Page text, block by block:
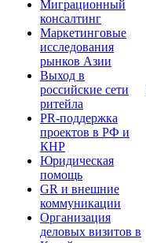
Миграционный
консалтинг
Маркетинговые
исследования
рынков Азии
Выход в
российские сети
ритейла
PR-поддержка
проектов в РФ и
КНР
Юридическая
помощь
GR и внешние
коммуникации
Организация
деловых визитов в